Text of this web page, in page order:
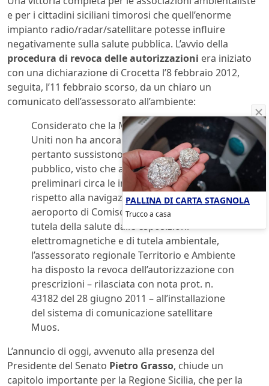
e per i cittadini siciliani timorosi che quell’enorme
impianto radio/radar/satellitare potesse influire
negativamente sulla salute pubblica. L’avvio della
procedura di revoca delle autorizzazioni era iniziato
con una dichiarazione di Crocetta l’8 febbraio 2012,
seguita, l’11 febbraio scorso, da un chiaro un
comunicato dell’assessorato all’ambiente:
Considerato che la Marina Militare degli Stati
Uniti non ha ancora sospeso i lavori e che
pertanto sussistono motivi di interesse
pubblico, visto che ad oggi mancano indagini
preliminari circa le interferenze del Muos
rispetto alla navigazione aerea relativa all’
aeroporto di Comiso e studi in materia di
tutela della salute dalle esposizioni
elettromagnetiche e di tutela ambientale,
l’assessorato regionale Territorio e Ambiente
ha disposto la revoca dell’autorizzazione con
prescrizioni – rilasciata con nota prot. n.
43182 del 28 giugno 2011 – all’installazione
del sistema di comunicazione satellitare
Muos.
L’annuncio di oggi, avvenuto alla presenza del
Presidente del Senato Pietro Grasso, chiude un
capitolo importante per la Regione Sicilia, che per la
PALLINA DI CARTA STAGNOLA
Trucco a casa